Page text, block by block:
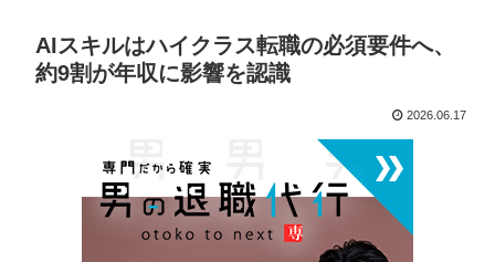
AIスキルはハイクラス転職の必須要件へ、
約9割が年収に影響を認識
2026.06.17